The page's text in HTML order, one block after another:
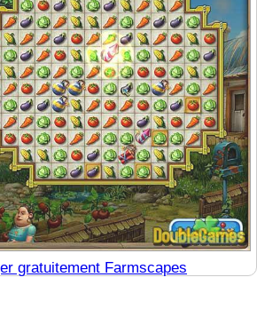
gratuitement Farmscapes